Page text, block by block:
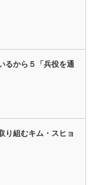
るから５「兵役を通
り組むキム・スヒョ